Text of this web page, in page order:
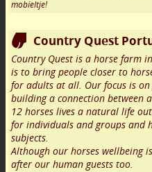
mobieltje!
Country Quest
Country Quest is a horse farm
is to bring people closer to
for adults at all. Our focus is
building a connection between
12 horses lives a natural life
for individuals and groups and
subjects.
Although our horses wellbeing
after our human guests too.